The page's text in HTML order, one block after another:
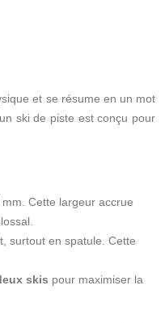
et se résume en un mot
ski de piste est conçu pour
Cette largeur accrue
surtout en spatule. Cette
skis pour maximiser la